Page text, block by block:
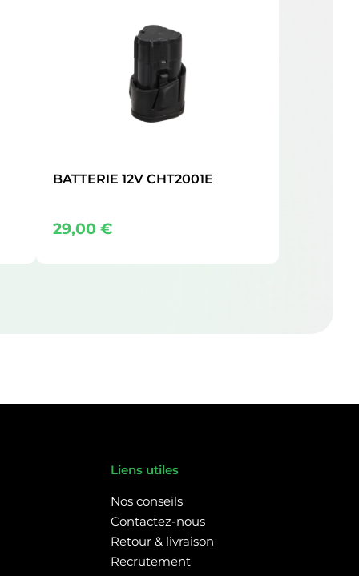
BATTERIE 12V CHT2001E
29,00€
Liens utiles
Nos conseils
Contactez-nous
Retour & livraison
Recrutement